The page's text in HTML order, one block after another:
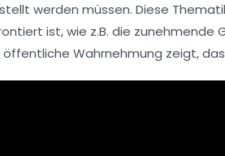
werden müssen. Diese
ist, wie z.B. die zunehmende
öffentliche Wahrnehmung zeigt,